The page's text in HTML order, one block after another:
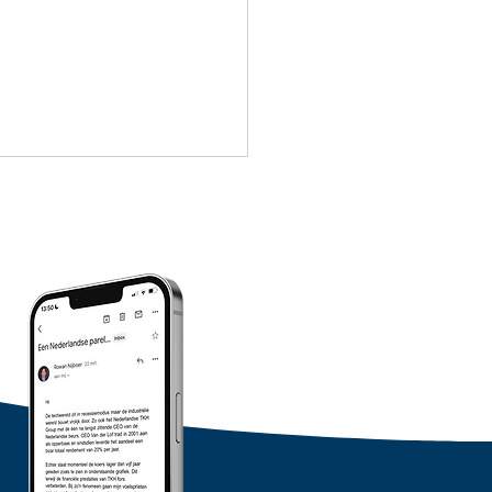
rendement
berekenen in no
- gratis tool